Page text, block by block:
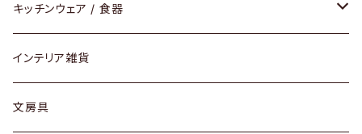
ダイニングセット / ダイニングテーブル
ローテーブル / サイドテーブル
デスク / コンソール
テーブルランプ / デスクスタンド
フロアライト
アクセサリー
リング
ピアス / イヤリング
財布
バッグ
キッチンウェア / 食器
グラス / タンブラー
カップ / マグ
インテリア雑貨
文房具